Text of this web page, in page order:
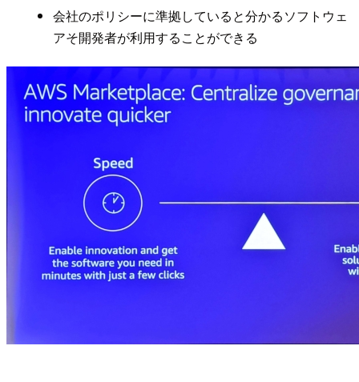
会社のポリシーに準拠していると分かるソフトウェ
アそ開発者が利用することができる